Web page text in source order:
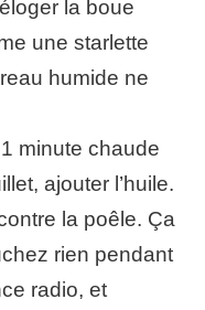
la boue
une starlette
humide ne
minute chaude
ajouter l’huile.
la poêle. Ça
rien pendant
radio, et